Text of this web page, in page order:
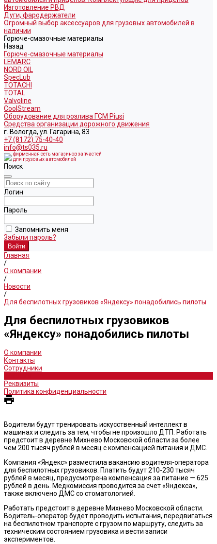
Изготовление РВД
Дуги, фародержатели
Огромный выбор аксессуаров для грузовых автомобилей в
наличии
Горюче-смазочные материалы
Назад
Горюче-смазочные материалы
LEMARC
NORD OIL
SpecLub
TOTACHI
TOTAL
Valvoline
CoolStream
Оборудование для розлива ГСМ Piusi
Средства организации дорожного движения
г. Вологда, ул. Гагарина, 83
+7 (8172) 75-40-40
info@ts035.ru
фирменная сеть магазинов запчастей
для грузовых автомобилей
Поиск
Логин
Пароль
Запомнить меня
Забыли пароль?
Главная
/
О компании
/
Новости
/
Для беспилотных грузовиков «Яндексу» понадобились пилоты
Для беспилотных грузовиков
«Яндексу» понадобились пилоты
О компании
Контакты
Сотрудники
Реквизиты
Политика конфиденциальности
Водители будут тренировать искусственный интеллект в
машинах и следить за тем, чтобы не произошло ДТП. Работать
предстоит в деревне Михнево Московской области за более
чем 200 тысяч рублей в месяц с компенсацией питания и ДМС.
Компания «Яндекс» разместила вакансию водителя-оператора
для беспилотных грузовиков. Платить будут 210-230 тысяч
рублей в месяц, предусмотрена компенсация за питание — 625
рублей в день. Медкомиссия проводится за счет «Яндекса»,
также включено ДМС со стоматологией.
Работать предстоит в деревне Михнево Московской области.
Водитель-оператор будет проводить испытания, передвигаться
на беспилотном транспорте с грузом по маршруту, следить за
техническим состоянием грузовика и вести записи
экспериментов.